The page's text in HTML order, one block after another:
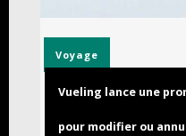
Voyage
Vueling lance une
pour modifier ou